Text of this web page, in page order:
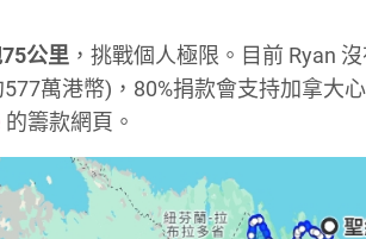
公里 ，挑戰個人極限。目前 Ryan
萬港幣)，80%捐款會支持加拿大
的籌款網頁。